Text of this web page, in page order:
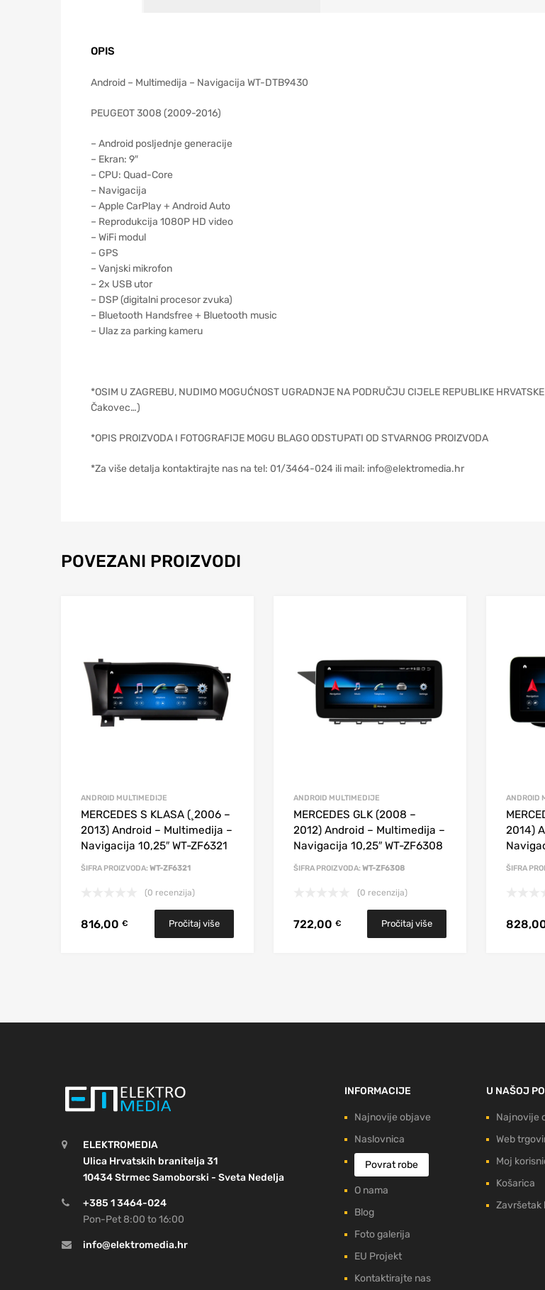
OPIS
Android – Multimedija – Navigacija WT-DTB9430
PEUGEOT 3008 (2009-2016)
– Android posljednje generacije
– Ekran: 9″
– CPU: Quad-Core
– Navigacija
– Apple CarPlay + Android Auto
– Reprodukcija 1080P HD video
– WiFi modul
– GPS
– Vanjski mikrofon
– 2x USB utor
– DSP (digitalni procesor zvuka)
– Bluetooth Handsfree + Bluetooth music
– Ulaz za parking kameru
*OSIM U ZAGREBU, NUDIMO MOGUĆNOST UGRADNJE NA PODRUČJU CIJELE REPUBLIKE
Čakovec…)
*OPIS PROIZVODA I FOTOGRAFIJE MOGU BLAGO ODSTUPATI OD STVARNOG PROIZVODA
*Za više detalja kontaktirajte nas na tel: 01/3464-024 ili mail: info@elektromedia.hr
POVEZANI PROIZVODI
ANDROID MULTIMEDIJE
MERCEDES S KLASA (¸2006 –
2013) Android – Multimedija –
Navigacija 10,25″ WT-ZF6321
ŠIFRA PROIZVODA: WT-ZF6321
(0 recenzija)
816,00 € Pročitaj više
ANDROID MULTIMEDIJE
MERCEDES GLK (2008 –
2012) Android – Multimedija –
Navigacija 10,25″ WT-ZF6308
ŠIFRA PROIZVODA: WT-ZF6308
(0 recenzija)
722,00 € Pročitaj više
ANDROID
2014)
ŠIFRA
ELEKTROMEDIA
Ulica Hrvatskih branitelja 31
10434 Strmec Samoborski - Sveta Nedelja
+385 1 3464-024
Pon-Pet 8:00 to 16:00
info@elektromedia.hr
INFORMACIJE
Najnovije objave
Naslovnica
Povrat robe
O nama
Blog
Foto galerija
EU Projekt
Kontaktirajte nas
U NAŠOJ
Najnovije
Web
Moj
Košarica
Završetak